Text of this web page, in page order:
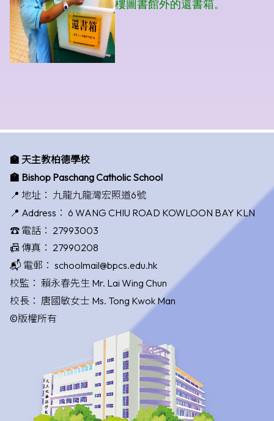
🏫 天主教柏德學校
🏫 Bishop Paschang Catholic School
📍 地址： 九龍九龍灣宏照道6號
📍 Address： 6 WANG CHIU ROAD KOWLOON BAY KLN
☎️ 電話： 27993003
📠 傳真： 27990208
📬 電郵： schoolmail@bpcs.edu.hk
校監： 賴永春先生 Mr. Lai Wing Chun
校長： 唐國敏女士 Ms. Tong Kwok Man
©版權所有